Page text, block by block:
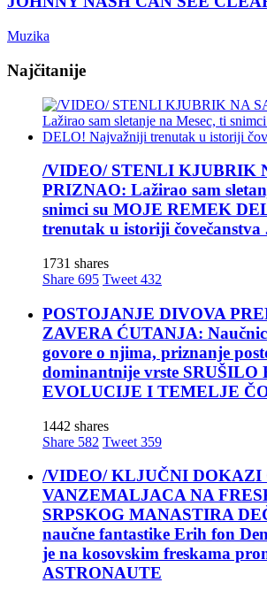
Muzika
Najčitanije
/VIDEO/ STENLI KJUBRIK
PRIZNAO: Lažirao sam
snimci su MOJE REMEK
trenutak u istoriji
1731 shares
Share 695 Tweet 432
POSTOJANJE DIVOVA
ZAVERA ĆUTANJA:
govore o njima, priznanje
dominantnije vrste SRUŠILO
EVOLUCIJE I TEMELJE
1442 shares
Share 582 Tweet 359
/VIDEO/ KLJUČNI DOKAZI
VANZEMALJACA NA
SRPSKOG MANASTIRA
naučne fantastike Erih fon
je na kosovskim freskama
ASTRONAUTE